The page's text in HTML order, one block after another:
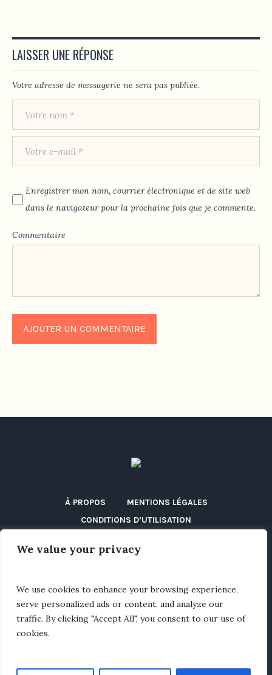
We value your privacy
We use cookies to enhance your browsing experience,
serve personalized ads or content, and analyze our
traffic. By clicking "Accept All", you consent to our use of
cookies.
LAISSER UNE RÉPONSE
Votre adresse de messagerie ne sera pas publiée.
Enregistrer mon nom, courrier électronique et de site web
dans le navigateur pour la prochaine fois que je commente.
Commentaire
À PROPOS
MENTIONS LÉGALES
CONDITIONS D’UTILISATION
POLITIQUE DE COOKIES (UE)
BLOG
CONTACT